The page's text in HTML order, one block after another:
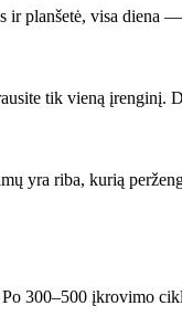
ir planšetė, visa
tik vieną įrenginį.
yra riba, kurią
300–500 įkrovimo